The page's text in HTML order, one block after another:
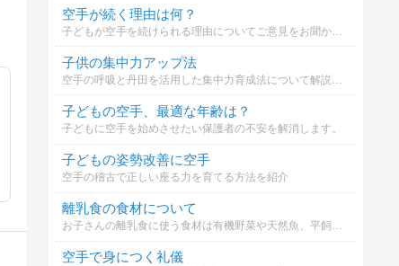
空手が続く理由は何？
子供の集中力アップ法
子どもの空手、最適な年齢は？
子どもに空手を始めさせたい保護者の不安を解消します。
子どもの姿勢改善に空手
空手の稽古で正しい座る力を育てる方法を紹介
離乳食の食材について
お子さんの離乳食に使う食材は有機野菜や天然魚、平飼い卵などこだわっていますか？※私はこだわって選んでいるのですがなんせお高い、、、家計を圧迫しています(´;ω;｀)
空手で身につく礼儀